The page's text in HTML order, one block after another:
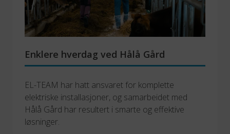
Enklere hverdag ved Hålå Gård
EL-TEAM har hatt ansvaret for komplette
elektriske installasjoner, og samarbeidet med
Hålå Gård har resultert i smarte og effektive
løsninger.